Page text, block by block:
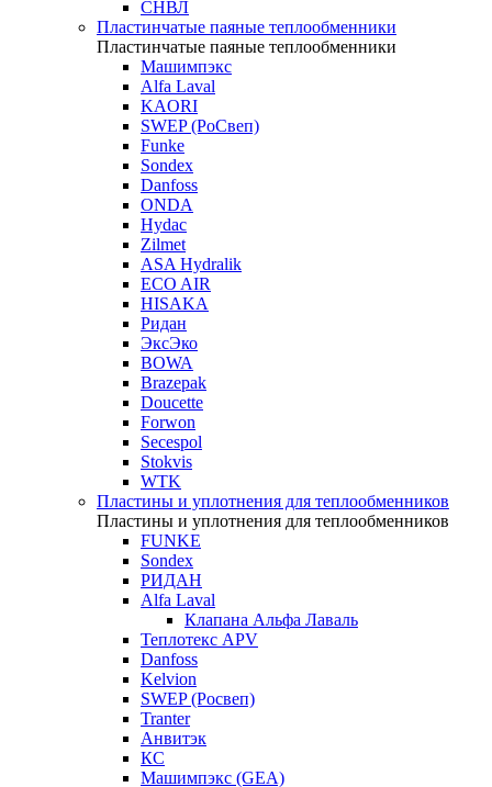
СНВЛ
Пластинчатые паяные теплообменники
Пластинчатые паяные теплообменники
Машимпэкс
Alfa Laval
KAORI
SWEP (РоСвеп)
Funke
Sondex
Danfoss
ONDA
Hydac
Zilmet
ASA Hydralik
ECO AIR
HISAKA
Ридан
ЭксЭко
BOWA
Brazepak
Doucette
Forwon
Secespol
Stokvis
WTK
Пластины и уплотнения для теплообменников
Пластины и уплотнения для теплообменников
FUNKE
Sondex
РИДАН
Alfa Laval
Клапана Альфа Лаваль
Теплотекс APV
Danfoss
Kelvion
SWEP (Росвеп)
Tranter
Анвитэк
КС
Машимпэкс (GEA)